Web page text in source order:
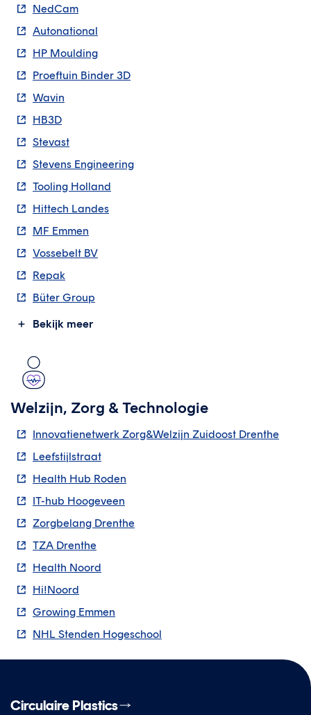
NedCam
Autonational
HP Moulding
Proeftuin Binder 3D
Wavin
HB3D
Stevast
Stevens Engineering
Tooling Holland
Hittech Landes
MF Emmen
Vossebelt BV
Repak
Büter Group
Bekijk meer
Welzijn, Zorg & Technologie
Innovatienetwerk Zorg&Welzijn Zuidoost Drenthe
Leefstijlstraat
Health Hub Roden
IT-hub Hoogeveen
Zorgbelang Drenthe
TZA Drenthe
Health Noord
Hi!Noord
Growing Emmen
NHL Stenden Hogeschool
Circulaire Plastics